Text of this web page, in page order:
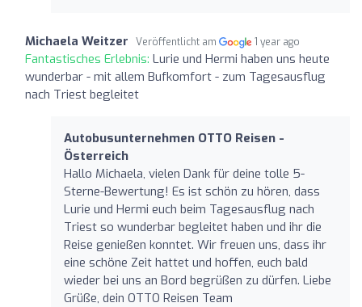
Michaela Weitzer Veröffentlicht am 1 year ago
Fantastisches Erlebnis: Lurie und Hermi haben uns heute
wunderbar - mit allem Bufkomfort - zum Tagesausflug
nach Triest begleitet
Autobusunternehmen OTTO Reisen -
Österreich
Hallo Michaela, vielen Dank für deine tolle 5-
Sterne-Bewertung! Es ist schön zu hören, dass
Lurie und Hermi euch beim Tagesausflug nach
Triest so wunderbar begleitet haben und ihr die
Reise genießen konntet. Wir freuen uns, dass ihr
eine schöne Zeit hattet und hoffen, euch bald
wieder bei uns an Bord begrüßen zu dürfen. Liebe
Grüße, dein OTTO Reisen Team